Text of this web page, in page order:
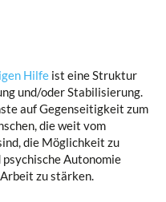
Hilfe ist eine Struktur
und/oder Stabilisierung.
auf Gegenseitigkeit zum
die weit vom
die Möglichkeit zu
Autonomie
zu stärken.